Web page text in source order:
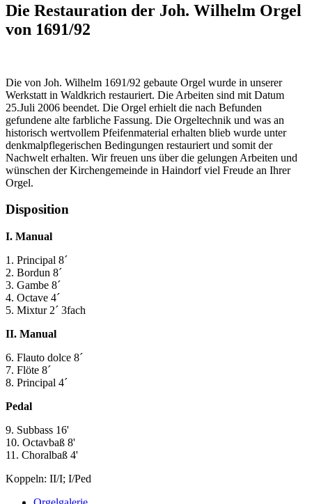
Die Restauration der Joh. Wilhelm Orgel
von 1691/92
Die von Joh. Wilhelm 1691/92 gebaute Orgel wurde in unserer
Werkstatt in Waldkrich restauriert. Die Arbeiten sind mit Datum
25.Juli 2006 beendet. Die Orgel erhielt die nach Befunden
gefundene alte farbliche Fassung. Die Orgeltechnik und was an
historisch wertvollem Pfeifenmaterial erhalten blieb wurde unter
denkmalpflegerischen Bedingungen restauriert und somit der
Nachwelt erhalten. Wir freuen uns über die gelungen Arbeiten und
wünschen der Kirchengemeinde in Haindorf viel Freude an Ihrer
Orgel.
Disposition
I. Manual
1. Principal 8´
2. Bordun 8´
3. Gambe 8´
4. Octave 4´
5. Mixtur 2´ 3fach
II. Manual
6. Flauto dolce 8´
7. Flöte 8´
8. Principal 4´
Pedal
9. Subbass 16'
10. Octavbaß 8'
11. Choralbaß 4'
Koppeln: II/I; I/Ped